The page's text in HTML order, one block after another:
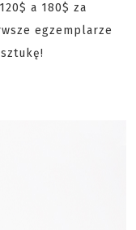
a 180$ za
egzemplarze